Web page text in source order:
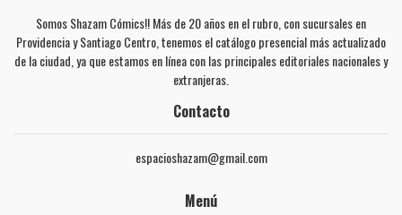
Somos Shazam Cómics!! Más de 20 años en el rubro, con sucursales en
Providencia y Santiago Centro, tenemos el catálogo presencial más actualizado
de la ciudad, ya que estamos en línea con las principales editoriales nacionales y
extranjeras.
Contacto
espacioshazam@gmail.com
Menú